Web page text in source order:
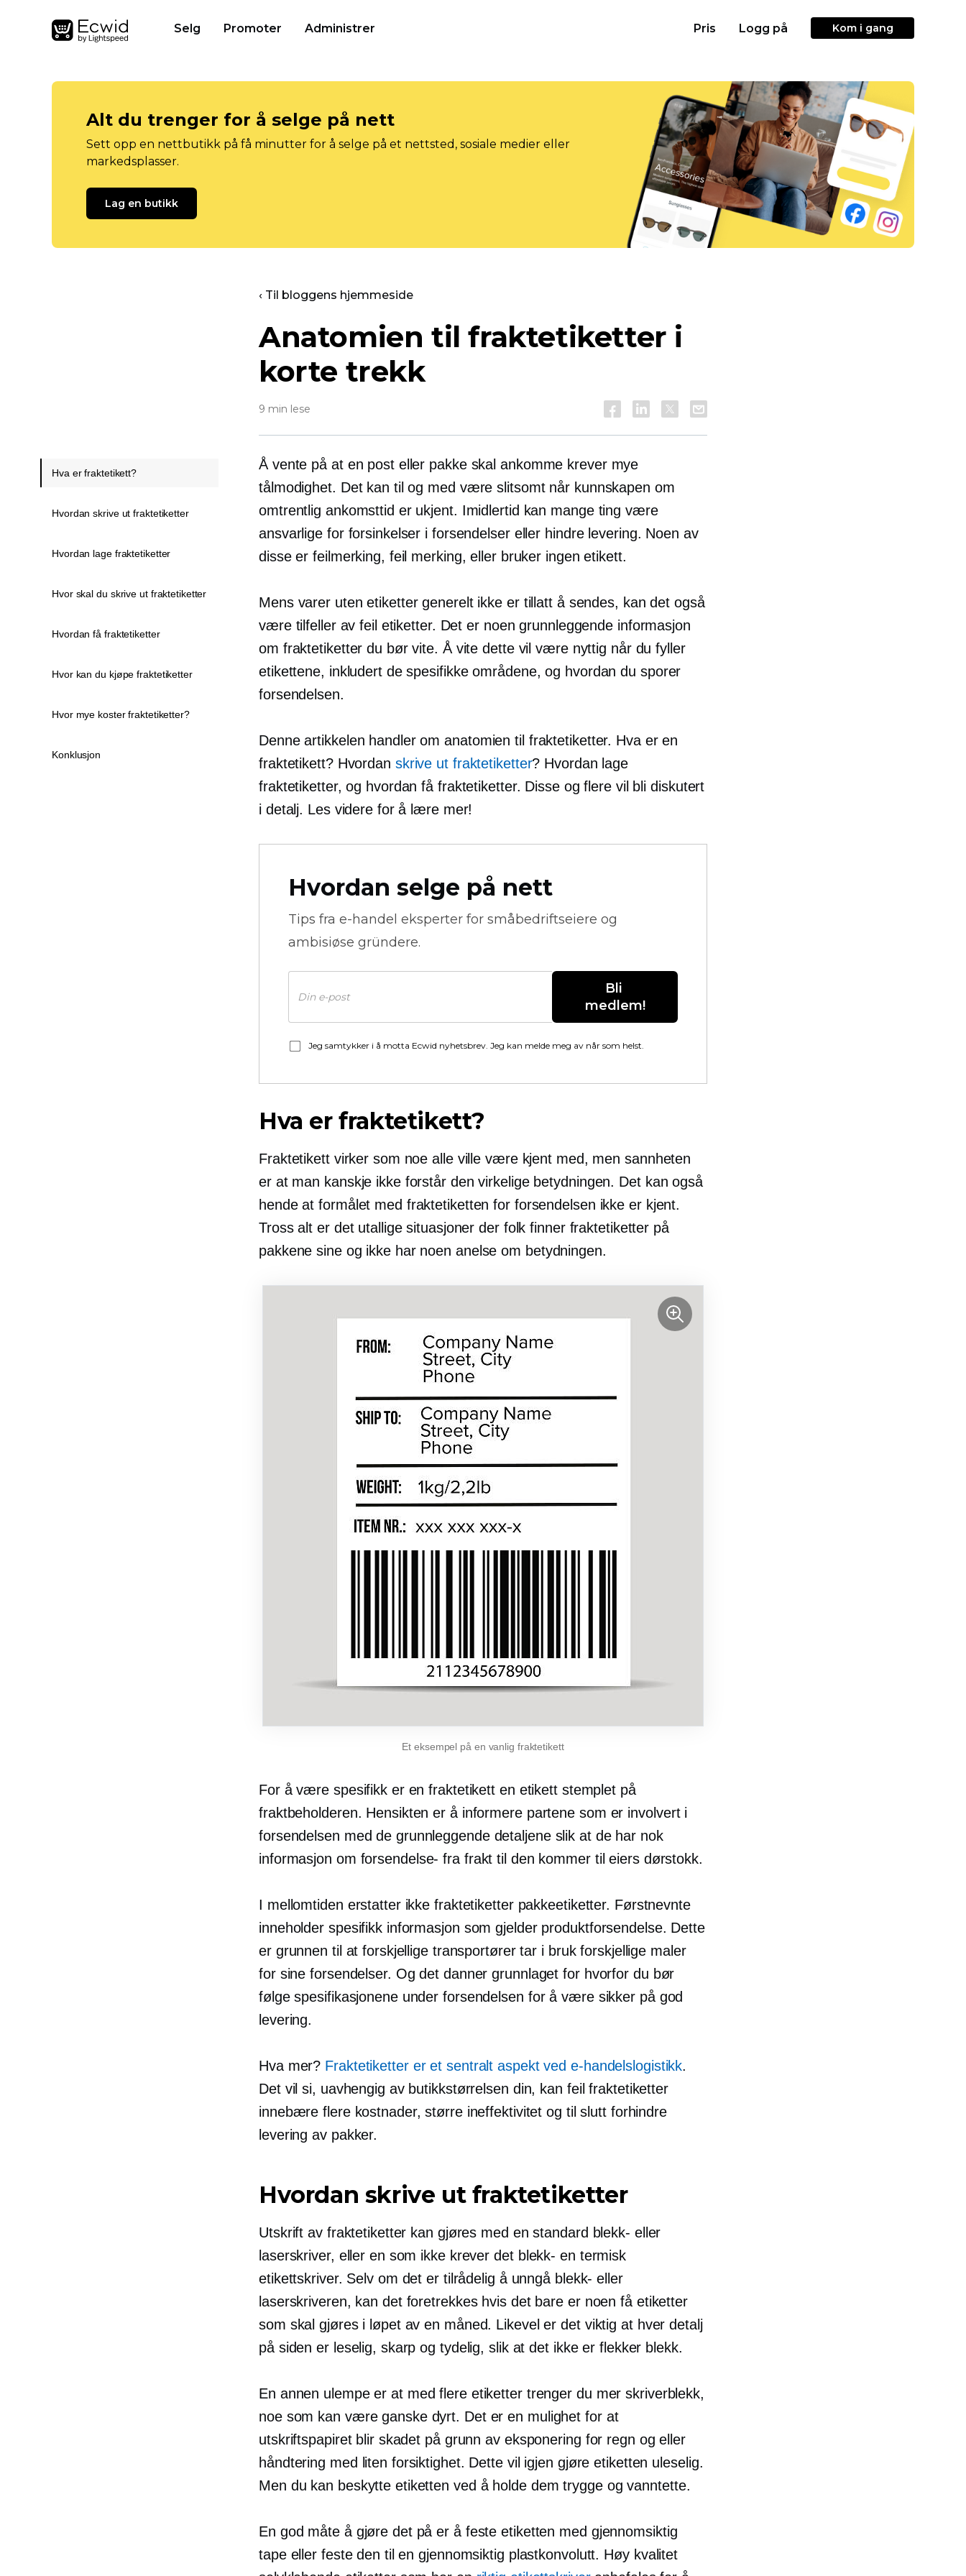
Selg Promoter Administrer Pris Logg på Kom i gang
Alt du trenger for å selge på nett
Sett opp en nettbutikk på få minutter for å selge på et nettsted, sosiale medier eller
markedsplasser.
Lag en butikk
‹ Til bloggens hjemmeside
Anatomien til fraktetiketter i
korte trekk
9 min lese
Å vente på at en post eller pakke skal ankomme krever mye
tålmodighet. Det kan til og med være slitsomt når kunnskapen om
omtrentlig ankomsttid er ukjent. Imidlertid kan mange ting være
ansvarlige for forsinkelser i forsendelser eller hindre levering. Noen av
disse er feilmerking, feil merking, eller bruker ingen etikett.
Mens varer uten etiketter generelt ikke er tillatt å sendes, kan det også
være tilfeller av feil etiketter. Det er noen grunnleggende informasjon
om fraktetiketter du bør vite. Å vite dette vil være nyttig når du fyller
etikettene, inkludert de spesifikke områdene, og hvordan du sporer
forsendelsen.
Denne artikkelen handler om anatomien til fraktetiketter. Hva er en
fraktetikett? Hvordan skrive ut fraktetiketter? Hvordan lage
fraktetiketter, og hvordan få fraktetiketter. Disse og flere vil bli diskutert
i detalj. Les videre for å lære mer!
Hvordan selge på nett
Tips fra e-handel eksperter for småbedriftseiere og
ambisiøse gründere.
Bli
medlem!
Jeg samtykker i å motta Ecwid nyhetsbrev. Jeg kan melde meg av når som helst.
Hva er fraktetikett?
Fraktetikett virker som noe alle ville være kjent med, men sannheten
er at man kanskje ikke forstår den virkelige betydningen. Det kan også
hende at formålet med fraktetiketten for forsendelsen ikke er kjent.
Tross alt er det utallige situasjoner der folk finner fraktetiketter på
pakkene sine og ikke har noen anelse om betydningen.
Et eksempel på en vanlig fraktetikett
For å være spesifikk er en fraktetikett en etikett stemplet på
fraktbeholderen. Hensikten er å informere partene som er involvert i
forsendelsen med de grunnleggende detaljene slik at de har nok
informasjon om forsendelse- fra frakt til den kommer til eiers dørstokk.
I mellomtiden erstatter ikke fraktetiketter pakkeetiketter. Førstnevnte
inneholder spesifikk informasjon som gjelder produktforsendelse. Dette
er grunnen til at forskjellige transportører tar i bruk forskjellige maler
for sine forsendelser. Og det danner grunnlaget for hvorfor du bør
følge spesifikasjonene under forsendelsen for å være sikker på god
levering.
Hva mer? Fraktetiketter er et sentralt aspekt ved e-handelslogistikk.
Det vil si, uavhengig av butikkstørrelsen din, kan feil fraktetiketter
innebære flere kostnader, større ineffektivitet og til slutt forhindre
levering av pakker.
Hvordan skrive ut fraktetiketter
Utskrift av fraktetiketter kan gjøres med en standard blekk- eller
laserskriver, eller en som ikke krever det blekk- en termisk
etikettskriver. Selv om det er tilrådelig å unngå blekk- eller
laserskriveren, kan det foretrekkes hvis det bare er noen få etiketter
som skal gjøres i løpet av en måned. Likevel er det viktig at hver detalj
på siden er leselig, skarp og tydelig, slik at det ikke er flekker blekk.
En annen ulempe er at med flere etiketter trenger du mer skriverblekk,
noe som kan være ganske dyrt. Det er en mulighet for at
utskriftspapiret blir skadet på grunn av eksponering for regn og eller
håndtering med liten forsiktighet. Dette vil igjen gjøre etiketten uleselig.
Men du kan beskytte etiketten ved å holde dem trygge og vanntette.
En god måte å gjøre det på er å feste etiketten med gjennomsiktig
tape eller feste den til en gjennomsiktig plastkonvolutt. Høy kvalitet
Hva er fraktetikett?
Hvordan skrive ut fraktetiketter
Hvordan lage fraktetiketter
Hvor skal du skrive ut fraktetiketter
Hvordan få fraktetiketter
Hvor kan du kjøpe fraktetiketter
Hvor mye koster fraktetiketter?
Konklusjon